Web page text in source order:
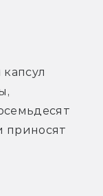
приносят